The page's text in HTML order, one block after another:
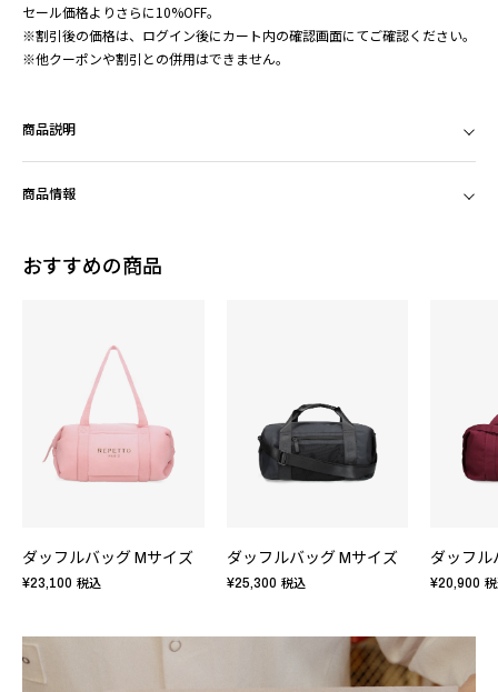
セール価格よりさらに10%OFF。
※割引後の価格は、ログイン後にカート内の確認画面にてご確認ください。
※他クーポンや割引との併用はできません。
商品説明
商品情報
おすすめの商品
ダッフルバッグ Mサイズ
¥23,100 税込
ダッフルバッグ Mサイズ
¥25,300 税込
ダッフル
¥20,900